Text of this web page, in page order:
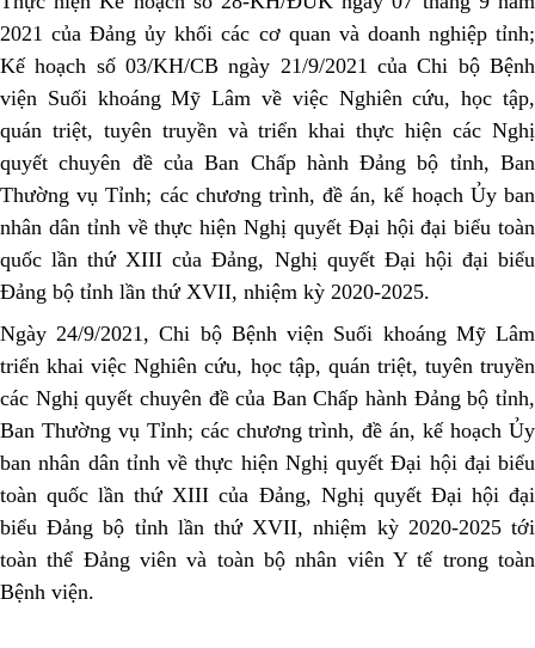
2021 của Đảng ủy khối các cơ quan và doanh nghiệp tỉnh;
Kế hoạch số 03/KH/CB ngày 21/9/2021 của Chi bộ Bệnh
viện Suối khoáng Mỹ Lâm về việc Nghiên cứu, học tập,
quán triệt, tuyên truyền và triển khai thực hiện các Nghị
quyết chuyên đề của Ban Chấp hành Đảng bộ tỉnh, Ban
Thường vụ Tỉnh; các chương trình, đề án, kế hoạch Ủy ban
nhân dân tỉnh về thực hiện Nghị quyết Đại hội đại biểu toàn
quốc lần thứ XIII của Đảng, Nghị quyết Đại hội đại biểu
Đảng bộ tỉnh lần thứ XVII, nhiệm kỳ 2020-2025.
Ngày 24/9/2021,Chi bộ Bệnh viện Suối khoáng Mỹ Lâm
triển khaiviệc Nghiên cứu, học tập, quán triệt, tuyên truyền
các Nghị quyết chuyên đề của Ban Chấp hành Đảng bộ tỉnh,
Ban Thường vụ Tỉnh; các chương trình, đề án, kế hoạch Ủy
ban nhân dân tỉnh về thực hiện Nghị quyết Đại hội đại biểu
toàn quốc lần thứ XIII của Đảng, Nghị quyết Đại hội đại
biểu Đảng bộ tỉnh lần thứ XVII, nhiệm kỳ 2020-2025tới
toàn thể Đảng viên và toàn bộ nhân viên Y tế trong toàn
Bệnh viện.